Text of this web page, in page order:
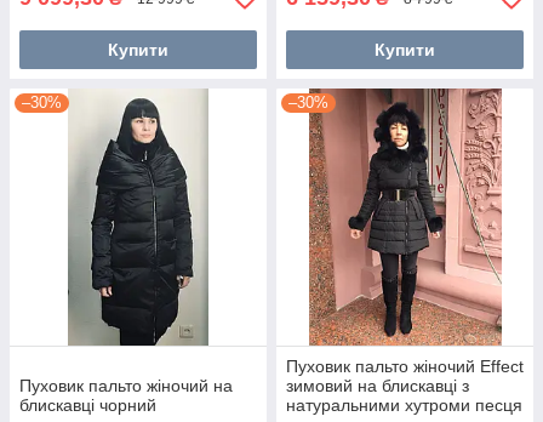
Купити Купити
–30%
Пуховик пальто жіночий на
блискавці чорний
–30%
Пуховик пальто жіночий Effect
зимовий на блискавці з
натуральними хутроми песця